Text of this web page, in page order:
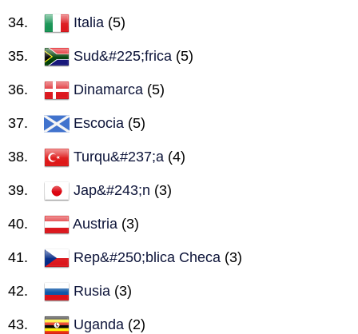
Italia (5)
Sud&#225;frica (5)
Dinamarca (5)
Escocia (5)
Turqu&#237;a (4)
Jap&#243;n (3)
Austria (3)
Rep&#250;blica Checa (3)
Rusia (3)
Uganda (2)